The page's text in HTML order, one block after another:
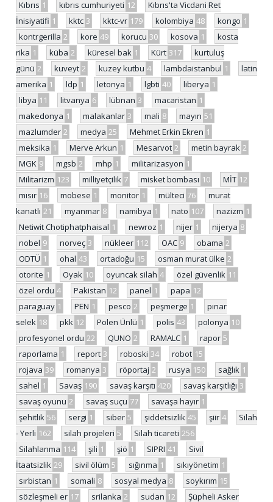
Kıbrıs 1 kıbrıs cumhuriyeti 12
Kıbrıs'ta Vicdani Ret
İnisiyatifi 1 kktc 3 kktc-vr 179 kolombiya 48 kongo 1
kontrgerilla 2 kore 49 korucu 30 kosova 1
kosta
rika 1 küba 2 küresel bak 1 Kürt 317
kurtuluş
günü 2 kuveyt 2 kuzey kutbu 4 lambdaistanbul 1
latin
amerika 1 ldp 1 letonya 1 lgbti 40 liberya 1
libya 11 litvanya 6 lübnan 3 macaristan 1
makedonya 1 malakanlar 3 mali 8 mayın 51
mazlumder 2 medya 25 Mehmet Erkin Ekren 1
meksika 1 Merve Arkun 1 Mesarvot 2 metin bayrak 2
MGK 9 mgsb 2 mhp 1 militarizasyon 1
Militarizm 123 milliyetçilik 7 misket bombası 10 MİT 12
mısır 16 mobese 1 monitor 1 mülteci 76
murat
kanatlı 21 myanmar 8 namibya 1 nato 107 nazizm 1
Netiwit Chotiphatphaisal 1 newroz 1 nijer 1 nijerya 8
nobel 9 norveç 3 nükleer 112 OAC 9 obama 2
ODTÜ 1 ohal 43 ortadoğu 15 osman murat ülke 2
otorite 1 Oyak 10 oyuncak silah 4 özel güvenlik 11
özel ordu 4 Pakistan 12 panel 1 papa 12
paraguay 1 PEN 1 pesco 2 peşmerge 1
pınar
selek 18 pkk 12 Polen Ünlü 1 polis 43 polonya 10
profesyonel ordu 22 QUNO 2 RAMALC 1 rapor 5
raporlama 1 report 3 roboski 34 robot 15
rojava 39 romanya 3 röportaj 2 rusya 150 sağlık 1
sahel 1 Savaş 190 savaş karşıtı 420 savaş karşıtlığı 3
savaş oyunu 2 savaş suçu 77 savaşa hayır 1
şehitlik 56 sergi 1 siber 5 şiddetsizlik 45 şiir 4
Silah
- Yerli 162 silah projeleri 5 Silah ticareti 256
Silahlanma 114 şili 1 şiö 1 SIPRI 41
Sivil
İtaatsizlik 29 sivil ölüm 5 sığınma 1 sıkıyönetim 1
sırbistan 1 somali 8 sosyal medya 8 soykırım 15
sözleşmeli er 17 srilanka 2 sudan 12
Şüpheli Asker